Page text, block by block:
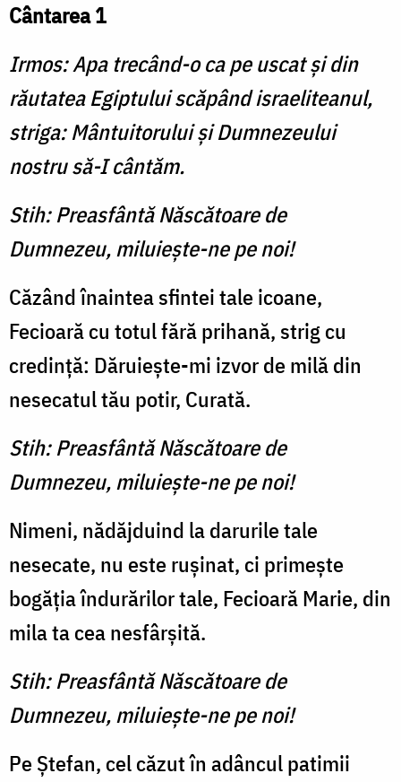
Cântarea 1
Irmos:Apa trecând-o ca pe uscat şi din
răutatea Egiptului scăpând israeliteanul,
striga: Mântuitorului şi Dumnezeului
nostru să-I cântăm.
Stih: Preasfântă Născătoare de
Dumnezeu, miluieşte-ne pe noi!
Căzând înaintea sfintei tale icoane,
Fecioară cu totul fără prihană, strig cu
credință: Dăruieşte-mi izvor de milă din
nesecatul tău potir, Curată.
Stih: Preasfântă Născătoare de
Dumnezeu, miluieşte-ne pe noi!
Nimeni, nădăjduind la darurile tale
nesecate, nu este rușinat, ci primește
bogăția îndurărilor tale, Fecioară Marie, din
mila ta cea nesfârșită.
Stih: Preasfântă Născătoare de
Dumnezeu, miluieşte-ne pe noi!
Pe Ștefan, cel căzut în adâncul patimii